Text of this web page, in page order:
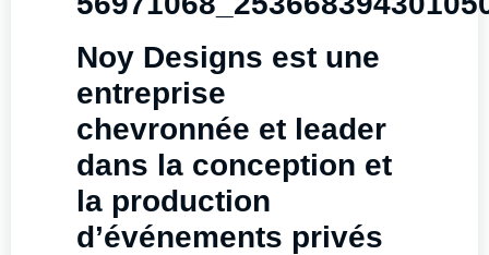
Noy Designs est une
entreprise
chevronnée et leader
dans la conception et
la production
d’événements privés